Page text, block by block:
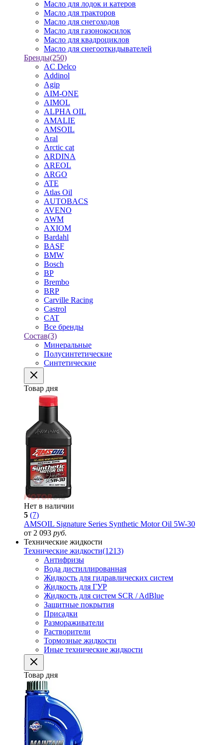
Масло для лодок и катеров
Масло для тракторов
Масло для снегоходов
Масло для газонокосилок
Масло для квадроциклов
Масло для снегооткидывателей
Бренды(250)
AC Delco
Addinol
Agip
AIM-ONE
AIMOL
ALPHA OIL
AMALIE
AMSOIL
Aral
Arctic cat
ARDINA
AREOL
ARGO
ATE
Atlas Oil
AUTOBACS
AVENO
AWM
AXIOM
Bardahl
BASF
BMW
Bosch
BP
Brembo
BRP
Carville Racing
Castrol
CAT
Все бренды
Состав(3)
Минеральные
Полусинтетические
Синтетические
Товар дня
Нет в наличии
5 (7)
AMSOIL Signature Series Synthetic Motor Oil 5W-30
от 2 093 руб.
Технические жидкости
Технические жидкости(1213)
Антифризы
Вода дистиллированная
Жидкость для гидравлических систем
Жидкость для ГУР
Жидкость для систем SCR / AdBlue
Защитные покрытия
Присадки
Размораживатели
Растворители
Тормозные жидкости
Иные технические жидкости
Товар дня